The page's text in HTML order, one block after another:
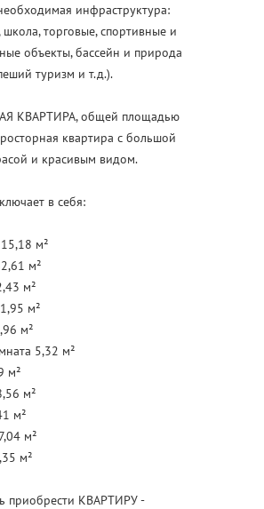
инфраструктура:
школа, торговые, спортивные и
объекты, бассейн и природа
туризм и т.д.).
КВАРТИРА, общей площадью
квартира с большой
и красивым видом.
в себя:
м²
м²
м²
м²
м²
5,32 м²
м²
м²
м²
м²
м²
приобрести КВАРТИРУ -